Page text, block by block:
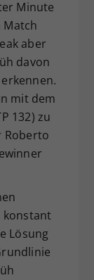
Minute
Match
aber
davon
mit dem
132) zu
Roberto
konstant
Lösung